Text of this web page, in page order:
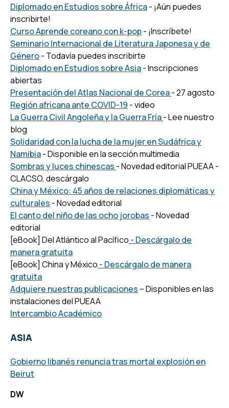
Diplomado en Estudios sobre África- ¡Aún puedes
inscribirte!
Curso Aprende coreano con k-pop- ¡Inscríbete!
Seminario Internacional de Literatura Japonesa y de
Género- Todavía puedes inscribirte
Diplomado en Estudios sobre Asia- Inscripciones
abiertas
Presentación del Atlas Nacional de Corea- 27 agosto
Región africana ante COVID-19 - video
La Guerra Civil Angoleña y la Guerra Fría- Lee nuestro
blog
Solidaridad con la lucha de la mujer en Sudáfrica y
Namibia- Disponible en la sección multimedia
Sombras y luces chinescas - Novedad editorial PUEAA -
CLACSO, descárgalo
China y México: 45 años de relaciones diplomáticas y
culturales - Novedad editorial
El canto del niño de las ocho jorobas - Novedad
editorial
[eBook] Del Atlántico al Pacífico - Descárgalo de
manera gratuita
[eBook] China y México - Descárgalo de manera
gratuita
Adquiere nuestras publicaciones – Disponibles en las
instalaciones del PUEAA
Intercambio Académico
ASIA
Gobierno libanés renuncia tras mortal explosión en
Beirut
DW